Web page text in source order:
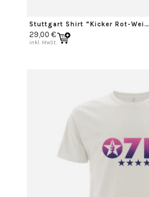
Stuttgart Shirt “Kicker Rot-Weiß”
29,00 €
inkl. MwSt.